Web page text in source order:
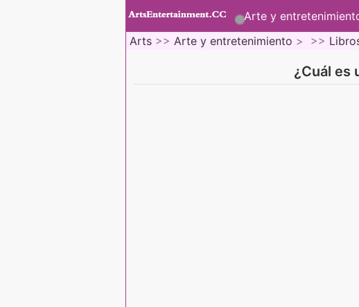
Arte y
Arts >> Arte y entretenimiento > >>
¿Cuál es